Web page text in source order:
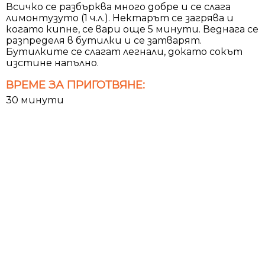
Всичко се разбърква много добре и се слага
лимонтузуто (1 ч.л.). Нектарът се загрява и
когато кипне, се вари още 5 минути. Веднага се
разпределя в бутилки и се затварят.
Бутилките се слагат легнали, докато сокът
изстине напълно.
ВРЕМЕ ЗА ПРИГОТВЯНЕ:
30 минути